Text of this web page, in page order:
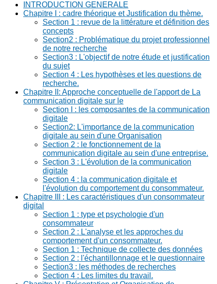
INTRODUCTION GENERALE
Chapitre I : cadre théorique et Justification du thème.
Section 1 : revue de la littérature et définition des
concepts
Section2 : Problématique du projet professionnel
de notre recherche
Section3 : L'objectif de notre étude et justification
du sujet
Section 4 : Les hypothèses et les questions de
recherche.
Chapitre II: Approche conceptuelle de l'apport de La
communication digitale sur le
Section I : les composantes de la communication
digitale
Section2: L'importance de la communication
digitale au sein d'une Organisation
Section 2 : le fonctionnement de la
communication digitale au sein d'une entreprise.
Section 3 : L'évolution de la communication
digitale
Section 4 : la communication digitale et
l'évolution du comportement du consommateur.
Chapitre III : Les caractéristiques d'un consommateur
digital
Section 1 : type et psychologie d'un
consommateur
Section 2 : L'analyse et les approches du
comportement d'un consommateur.
Section 1 : Technique de collecte des données
Section 2 : l'échantillonnage et le questionnaire
Section3 : les méthodes de recherches
Section 4 : Les limites du travail.